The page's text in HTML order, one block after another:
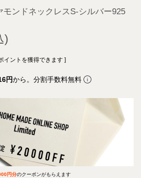
モンドネックレスS-シルバー925
イントを獲得できます ]
円から。分割手数料無料
円分のクーポンがもらえます